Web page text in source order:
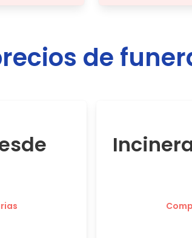
de